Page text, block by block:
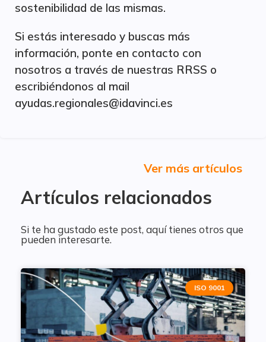
sostenibilidad de las mismas.
Si estás interesado y buscas más
información, ponte en contacto con
nosotros a través de nuestras RRSS o
escribiéndonos al mail
ayudas.regionales@idavinci.es
Artículos relacionados
Ver más artículos
Si te ha gustado este post, aquí tienes otros que
pueden interesarte.
ISO 9001